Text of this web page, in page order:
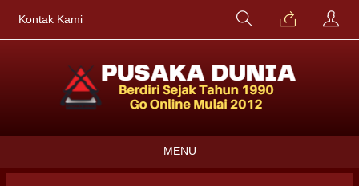
Kontak Kami
MENU